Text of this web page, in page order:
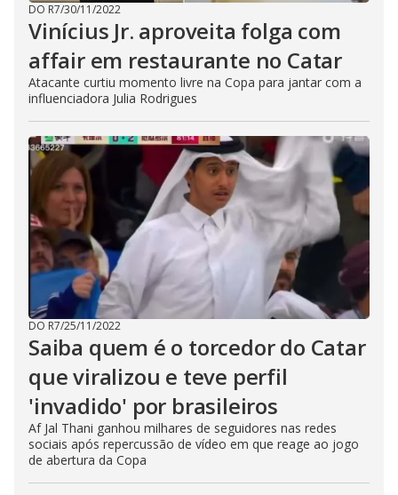
DO R7/30/11/2022
Vinícius Jr. aproveita folga com
affair em restaurante no Catar
Atacante curtiu momento livre na Copa para jantar com a
influenciadora Julia Rodrigues
DO R7/25/11/2022
Saiba quem é o torcedor do Catar
que viralizou e teve perfil
'invadido' por brasileiros
Af Jal Thani ganhou milhares de seguidores nas redes
sociais após repercussão de vídeo em que reage ao jogo
de abertura da Copa